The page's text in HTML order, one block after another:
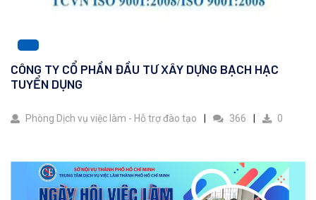
CÔNG TY CỔ PHẦN ĐẦU TƯ XÂY DỰNG BẠCH HẠC
TUYỂN DỤNG
Phòng Dịch vụ việc làm - Hỗ trợ đào tạo 366 0